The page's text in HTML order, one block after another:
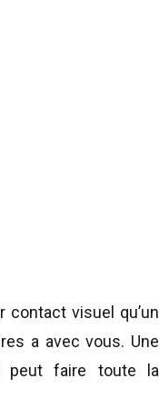
visuel qu’un
a avec vous. Une
peut faire toute la
confiance. Dans cet